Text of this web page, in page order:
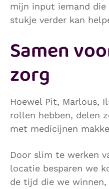
mijn input iemand
stukje verder kan
Samen
zorg
Hoewel Pit, Marlous,
rollen hebben, delen
met medicijnen
Door slim te werken
locatie besparen we
de tijd die we